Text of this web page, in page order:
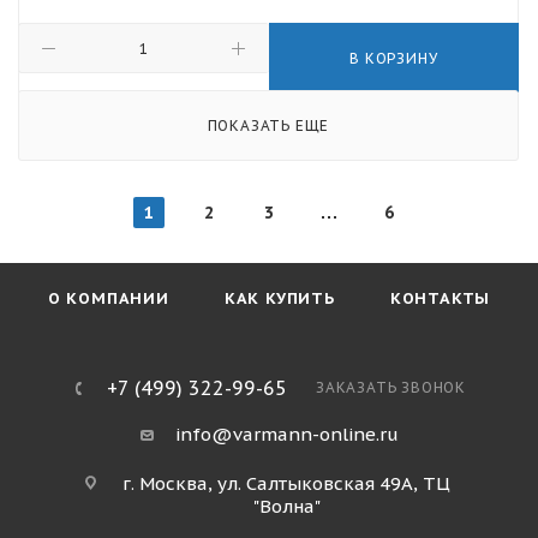
В КОРЗИНУ
ПОКАЗАТЬ ЕЩЕ
1 2 3 6
О КОМПАНИИ КАК КУПИТЬ КОНТАКТЫ
+7 (499) 322-99-65 ЗАКАЗАТЬ ЗВОНОК
info@varmann-online.ru
г. Москва, ул. Салтыковская 49А, ТЦ
"Волна"